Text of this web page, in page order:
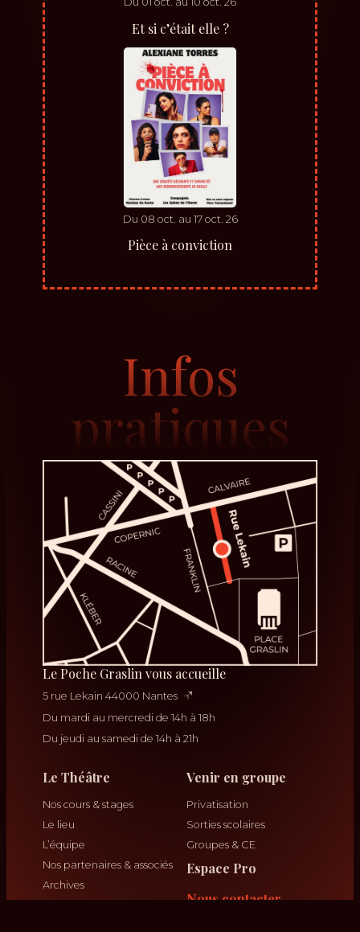
Et si c’était elle ?
Du 08 oct. au 17 oct. 26
Pièce à conviction
Infos
pratiques
Le Poche Graslin vous accueille
5 rue Lekain 44000 Nantes
Du mardi au mercredi de 14h à 18h
Du jeudi au samedi de 14h à 21h
Le Théâtre
Nos cours & stages
Le lieu
L’équipe
Nos partenaires & associés
Archives
Venir en groupe
Privatisation
Sorties scolaires
Groupes & CE
Espace Pro
Nous contacter